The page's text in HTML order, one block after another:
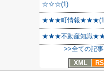
☆☆☆(1)
★★★町情報
★★★不動産知識
>>全ての記
XML